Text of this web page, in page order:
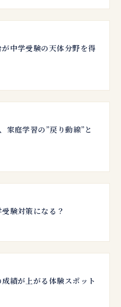
中学受験の天体分野を得
家庭学習の”戻り動線”と
験対策になる？
績が上がる体験スポット